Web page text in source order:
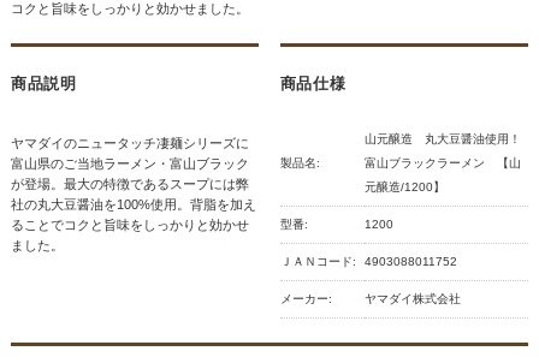
コクと旨味をしっかりと効かせました。
商品説明
ヤマダイのニュータッチ凄麺シリーズに
富山県のご当地ラーメン・富山ブラック
が登場。最大の特徴であるスープには弊
社の丸大豆醤油を100%使用。背脂を加え
ることでコクと旨味をしっかりと効かせ
ました。
商品仕様
製品名:
山元醸造 丸大豆醤油使用！
富山ブラックラーメン 【山
元醸造/1200】
型番: 1200
ＪＡＮコード: 4903088011752
メーカー: ヤマダイ株式会社